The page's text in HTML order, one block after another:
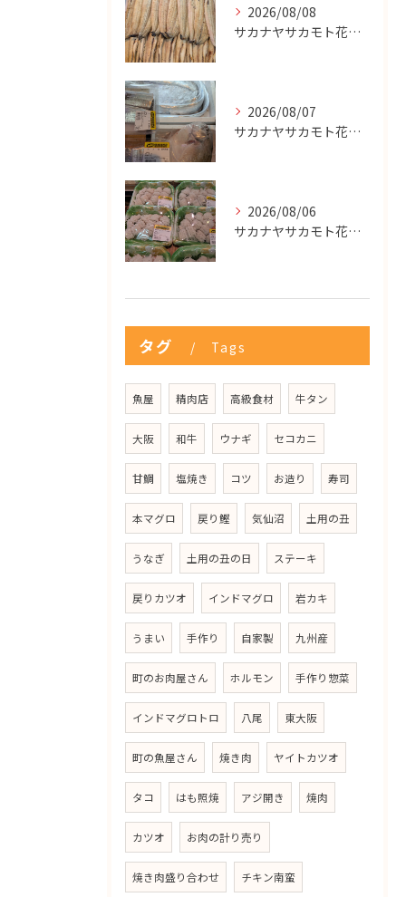
2026/08/08
サカナヤサカモト花園店
2026/08/07
サカナヤサカモト花園店
2026/08/06
サカナヤサカモト花園店
タグ Tags
魚屋 精肉店 高級食材 牛タン
大阪 和牛 ウナギ セコカニ
甘鯛 塩焼き コツ お造り 寿司
本マグロ 戻り鰹 気仙沼 土用の丑
うなぎ 土用の丑の日 ステーキ
戻りカツオ インドマグロ 岩カキ
うまい 手作り 自家製 九州産
町のお肉屋さん ホルモン 手作り惣菜
インドマグロトロ 八尾 東大阪
町の魚屋さん 焼き肉 ヤイトカツオ
タコ はも照焼 アジ開き 焼肉
カツオ お肉の計り売り
焼き肉盛り合わせ チキン南蛮